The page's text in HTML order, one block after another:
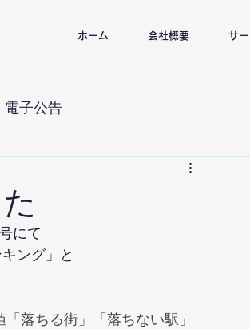
ホーム 会社概要 サ
電子公告
にて
ング」と
落ちる街」「落ちない駅」